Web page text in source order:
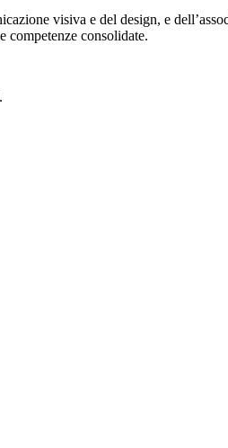
visiva e del design, e
competenze consolidate.